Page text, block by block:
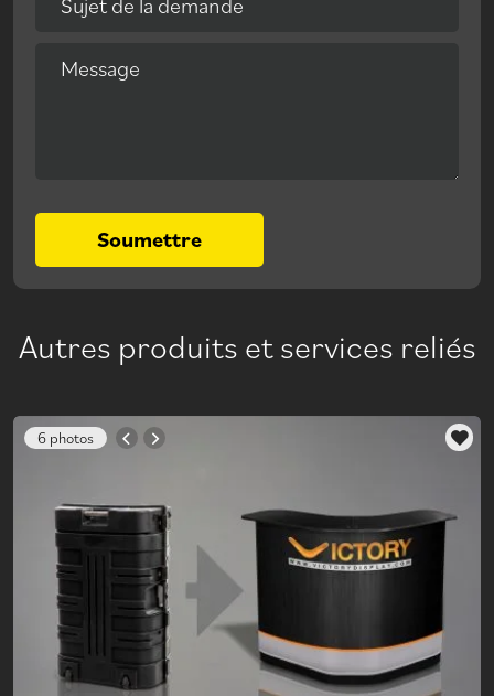
Message
Soumettre
Autres produits et services reliés
6 photos